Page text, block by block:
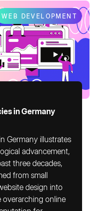
WEB DEVELOPMENT
in Germany
Germany illustrates
advancement,
three decades,
from small
design into
overarching online